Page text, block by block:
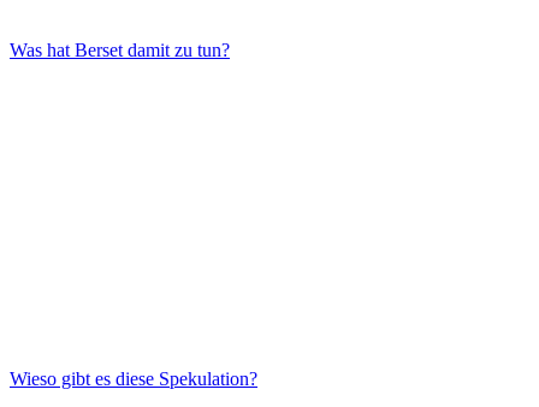
Was hat Berset damit zu tun?
Wieso gibt es diese Spekulation?